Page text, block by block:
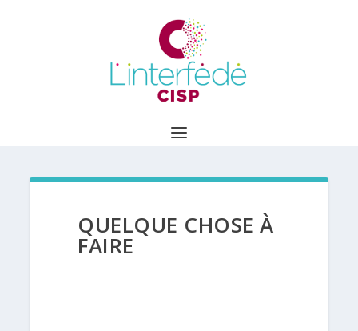
QUELQUE CHOSE À
FAIRE